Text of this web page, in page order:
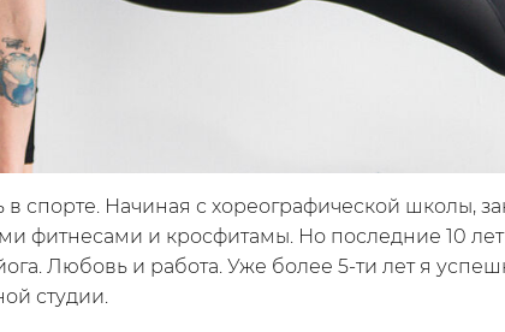
в спорте. Начиная с хореографической школы,
фитнесами и кросфитамы. Но последние 10 лет
Любовь и работа. Уже более 5-ти лет я
студии.